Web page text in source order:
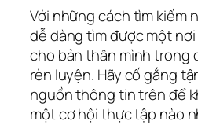
Với những cách tìm kiếm
dễ dàng tìm được một
cho bản thân mình trong
rèn luyện. Hãy cố gắng
nguồn thông tin trên để
một cơ hội thực tập nào